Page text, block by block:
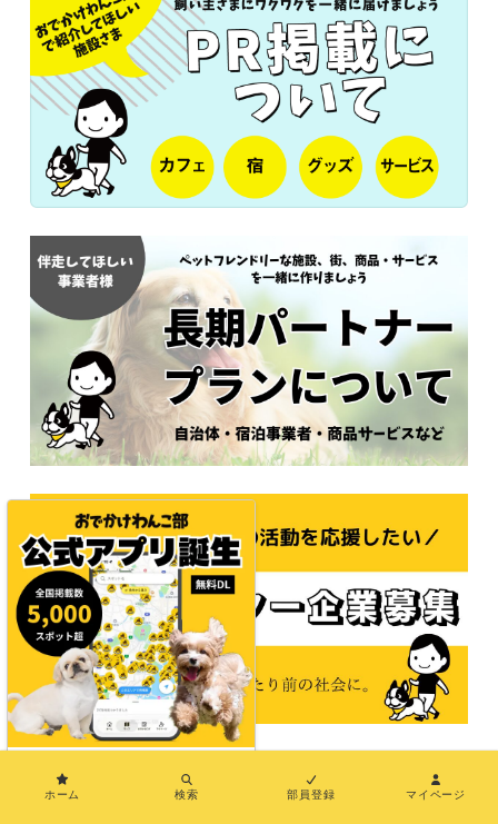
© 2021おでかけわんこ部
ホーム 検索 部員登録 マイページ